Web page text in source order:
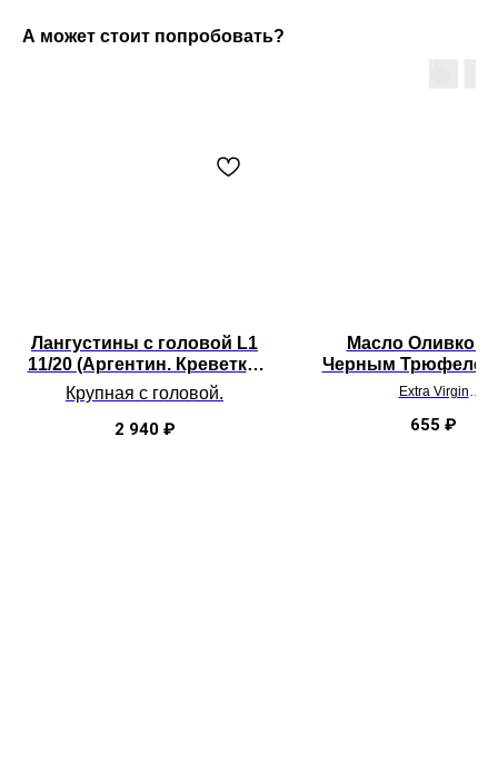
А может стоит попробовать?
Лангустины с головой L1
11/20 (Аргентин. Креветка)
2кг
Крупная с головой.
Запекать или на гриль
2 940 ₽
Масло
Черным Трюфелем
125мл
Extra Virgin
Испания - качество
655 ₽